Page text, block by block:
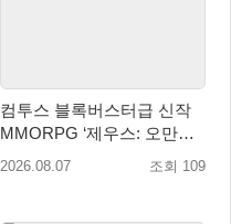
컴투스 블록버스터급 신작
MMORPG ‘제우스: 오만의
신’, 8월 26일 출시!
2026.08.07 조회 109